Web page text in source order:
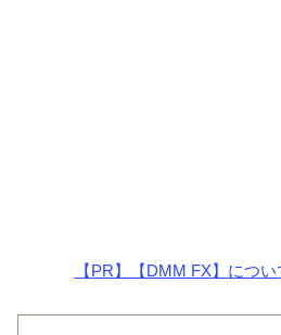
【PR】【DMM FX】につ